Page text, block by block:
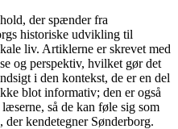
der spænder fra
historiske udvikling til
liv. Artiklerne er skrevet med
og perspektiv, hvilket gør det
i den kontekst, de er en del
blot informativ; den er også
så de kan føle sig som
kendetegner Sønderborg.